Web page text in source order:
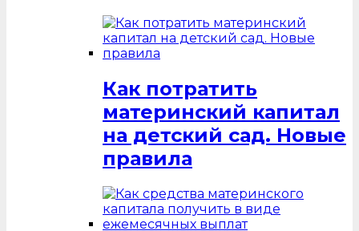
Как потратить
материнский капитал
на детский сад. Новые
правила